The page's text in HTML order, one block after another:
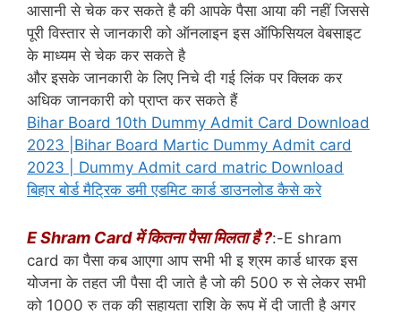
आसानी से चेक कर सकते है की आपके पैसा आया की नहीं जिससे
पूरी विस्तार से जानकारी को ऑनलाइन इस ऑफिसियल वेबसाइट
के माध्यम से चेक कर सकते है
और इसके जानकारी के लिए निचे दी गई लिंक पर क्लिक कर
अधिक जानकारी को प्राप्त कर सकते हैं
Bihar Board 10th Dummy Admit Card Download
2023 |Bihar Board Martic Dummy Admit card
2023 | Dummy Admit card matric Download
बिहार बोर्ड मैट्रिक डमी एडमिट कार्ड डाउनलोड कैसे करे
E Shram Card में कितना पैसा मिलता है ?:-E shram
card का पैसा कब आएगा आप सभी भी इ श्रम कार्ड धारक इस
योजना के तहत जी पैसा दी जाते है जो की 500 रु से लेकर सभी
को 1000 रु तक की सहायता राशि के रूप में दी जाती है अगर